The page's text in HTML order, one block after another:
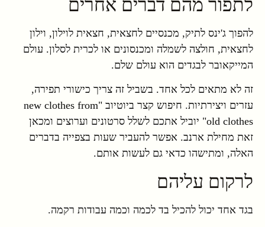
לתפור מהם דברים אחרים
להפוך ג'ינס לתיק, מכנסיים לחצאית, חצאית לוילון, וילון
לחצאית, חולצה לשמלה ומכנסונים או לכרית לסלון. עולם
המייקאובר לבגדים הוא עולם שלם.
זה לא מתאים לכל אחד. בשביל זה צריך כישורי תפירה,
עזרים ויצירתיות. חיפוש קצר ביוטיוב "new clothes from
old clothes" יוביל אתכם לשלל סרטונים וערוצים ומכאן
זאת מחילת ארנב. אפשר להעביר שעות בצפייה בדברים
האלה, ומתישהו כדאי גם לעשות אותם.
לרקום עליהם
בגד אחד יכול להכיל בד לכמה וכמה עבודות רקמה.